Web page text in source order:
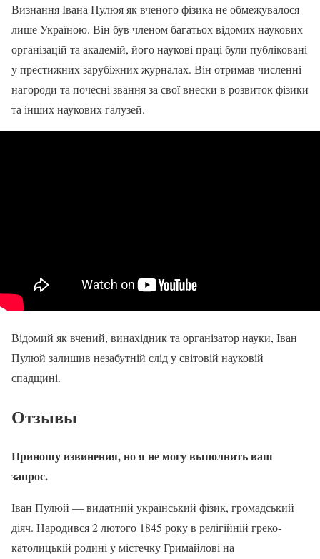
Визнання Івана Пулюя як вченого фізика не обмежувалося
лише Україною. Він був членом багатьох відомих наукових
організацій та академій, його наукові праці були публіковані
у престижних зарубіжних журналах. Він отримав численні
нагороди та почесні звання за свої внески в розвиток фізики
та інших наукових галузей.
Відомий як вчений, винахідник та організатор науки, Іван
Пулюй залишив незабутній слід у світовій науковій
спадщині.
Отзывы
Приношу извинения, но я не могу выполнить ваш
запрос.
Іван Пулюй — видатний український фізик, громадський
діяч. Народився 2 лютого 1845 року в релігійній греко-
католицькій родині у містечку Гримайлові на